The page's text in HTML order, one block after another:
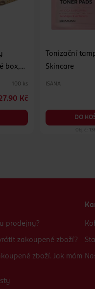
box,
100 ks
Kč
Tonizační
Skincare
ISANA
DO
Obj. č.:
prodejny?
zakoupené zboží?
zboží. Jak mám